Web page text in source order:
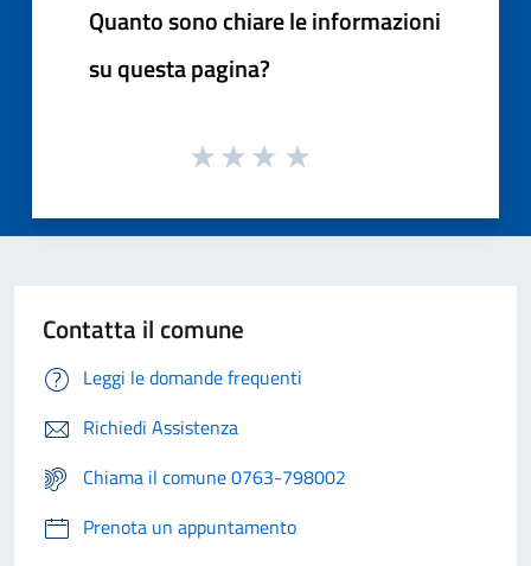
Quanto sono chiare le informazioni
su questa pagina?
Contatta il comune
Leggi le domande frequenti
Richiedi Assistenza
Chiama il comune 0763-798002
Prenota un appuntamento